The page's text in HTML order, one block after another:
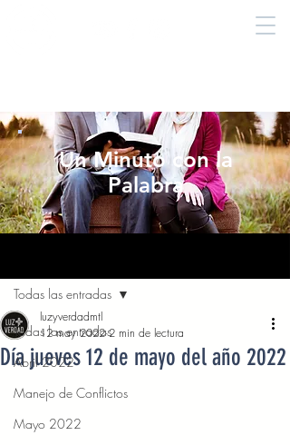
Un Minuto con la
Palabra
Todas las entradas
Abril 2022
Manejo de Conflictos
Mayo 2022
Todas las entradas
Día jueves 12 de mayo del año 2022
luzyverdadmtl
12 may 2022 2 min de lectura